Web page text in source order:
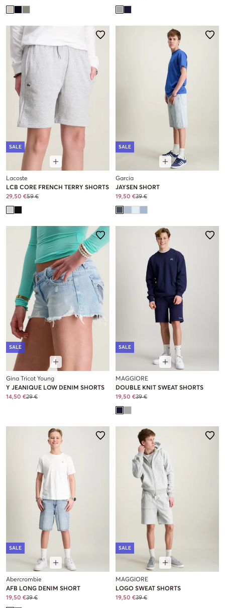
SALE
Lacoste
LCB CORE FRENCH TERRY SHORTS
29,50 €59 €
SALE
Garcia
JAYSEN SHORT
19,50 €39 €
SALE
Gina Tricot Young
Y JEANIQUE LOW DENIM SHORTS
14,50 €29 €
SALE
MAGGIORE
DOUBLE KNIT SWEAT SHORTS
19,50 €39 €
SALE
Abercrombie
AFB LONG DENIM SHORT
19,50 €39 €
SALE
MAGGIORE
LOGO SWEAT SHORTS
19,50 €39 €